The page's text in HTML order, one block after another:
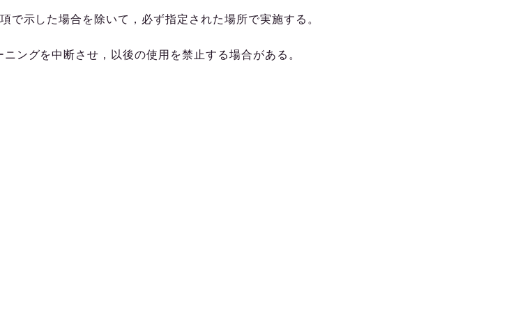
で示した場合を除いて，必ず指定された場所で実施する。
ングを中断させ，以後の使用を禁止する場合がある。